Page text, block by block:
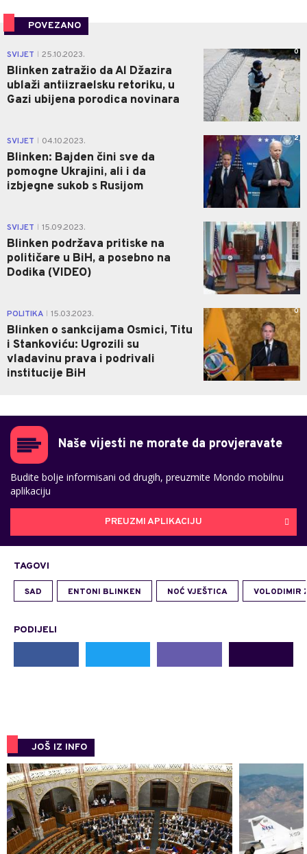
POVEZANO
SVIJET 25.10.2023.
Blinken zatražio da Al Džazira
ublaži antiizraelsku retoriku, u
Gazi ubijena porodica novinara
0
SVIJET 04.10.2023.
Blinken: Bajden čini sve da
pomogne Ukrajini, ali i da
izbjegne sukob s Rusijom
2
SVIJET 15.09.2023.
Blinken podržava pritiske na
političare u BiH, a posebno na
Dodika (VIDEO)
1
POLITIKA 15.03.2023.
Blinken o sankcijama Osmici, Titu
i Stankoviću: Ugrozili su
vladavinu prava i podrivali
institucije BiH
0
Naše vijesti ne morate da provjeravate
Budite bolje informisani od drugih, preuzmite Mondo mobilnu
aplikaciju
PREUZMI APLIKACIJU
TAGOVI
SAD ENTONI BLINKEN NOĆ VJEŠTICA VOLODIMIR
PODIJELI
JOŠ IZ INFO
0